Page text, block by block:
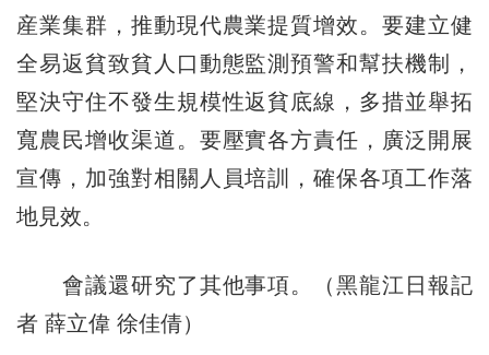
産業集群，推動現代農業提質增效。要建立健
全易返貧致貧人口動態監測預警和幫扶機制，
堅決守住不發生規模性返貧底線，多措並舉拓
寬農民增收渠道。要壓實各方責任，廣泛開展
宣傳，加強對相關人員培訓，確保各項工作落
地見效。
會議還研究了其他事項。（黑龍江日報記
者 薛立偉 徐佳倩）